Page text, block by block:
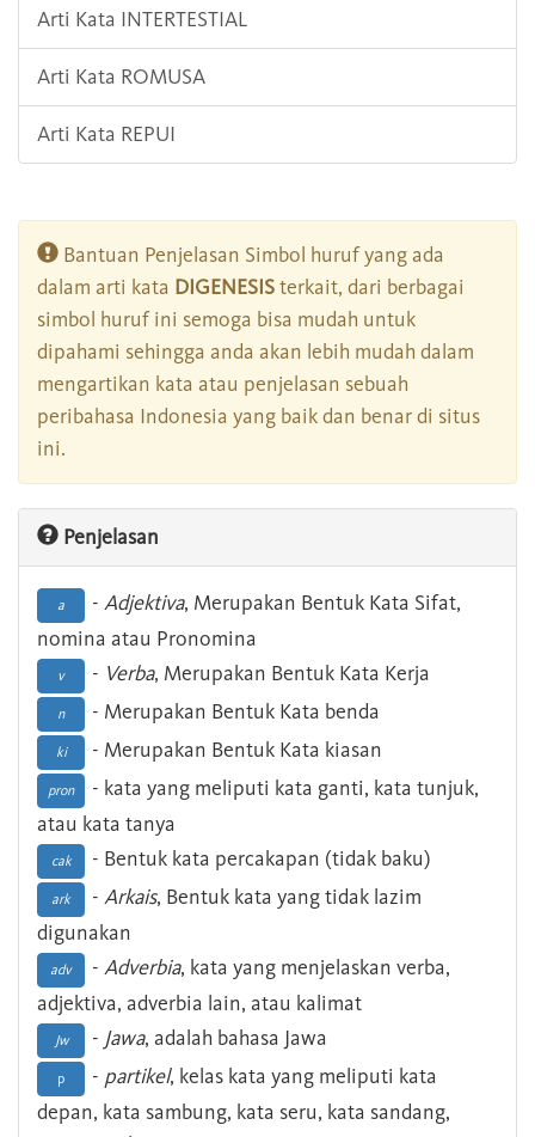
Arti Kata INTERTESTIAL
Arti Kata ROMUSA
Arti Kata REPUI
Bantuan Penjelasan Simbol huruf yang ada
dalam arti kata DIGENESISterkait, dari berbagai
simbol huruf ini semoga bisa mudah untuk
dipahami sehingga anda akan lebih mudah dalam
mengartikan kata atau penjelasan sebuah
peribahasa Indonesia yang baik dan benar di situs
ini.
Penjelasan
a - Adjektiva, Merupakan Bentuk Kata Sifat,
nomina atau Pronomina
v - Verba, Merupakan Bentuk Kata Kerja
n - Merupakan Bentuk Kata benda
ki - Merupakan Bentuk Kata kiasan
pron
- kata yang meliputi kata ganti, kata tunjuk,
atau kata tanya
cak - Bentuk kata percakapan (tidak baku)
ark - Arkais, Bentuk kata yang tidak lazim
digunakan
adv - Adverbia, kata yang menjelaskan verba,
adjektiva, adverbia lain, atau kalimat
Jw - Jawa, adalah bahasa Jawa
p - partikel, kelas kata yang meliputi kata
depan, kata sambung, kata seru, kata sandang,